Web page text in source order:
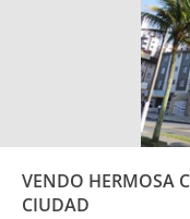
VENDO HERMOSA
CIUDAD